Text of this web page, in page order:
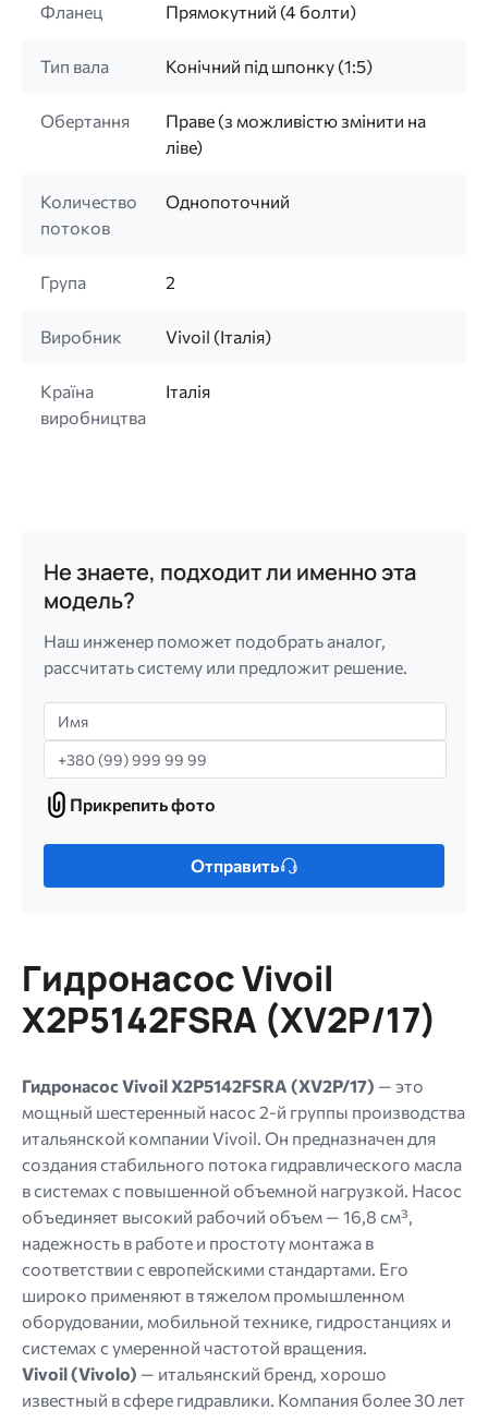
Фланец Прямокутний (4 болти)
Тип вала Конічний під шпонку (1:5)
Обертання
Праве (з можливістю змінити на
ліве)
Количество
потоков
Однопоточний
Група 2
Виробник Vivoil (Італія)
Країна
виробництва
Італія
Не знаете, подходит ли именно эта
модель?
Наш инженер поможет подобрать аналог,
рассчитать систему или предложит решение.
Имя
Телефон
Прикрепить
фото
Прикрепить фото
Только
МБ.
Допустимые
типы:
jpg
jpeg
png.
Отправить
Гидронасос Vivoil
X2P5142FSRA (XV2P/17)
Гидронасос Vivoil X2P5142FSRA (XV2P/17) — это
мощный шестеренный насос 2-й группы производства
итальянской компании Vivoil. Он предназначен для
создания стабильного потока гидравлического масла
в системах с повышенной объемной нагрузкой. Насос
объединяет высокий рабочий объем — 16,8 см³,
надежность в работе и простоту монтажа в
соответствии с европейскими стандартами. Его
широко применяют в тяжелом промышленном
оборудовании, мобильной технике, гидростанциях и
системах с умеренной частотой вращения.
Vivoil (Vivolo) — итальянский бренд, хорошо
известный в сфере гидравлики. Компания более 30 лет